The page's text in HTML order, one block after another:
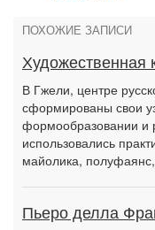
ПОХОЖИЕ ЗАПИСИ
Художественная
В Гжели, центре
сформиро­ваны свои
формообразовании и
использовались
майолика,
Пьеро делла